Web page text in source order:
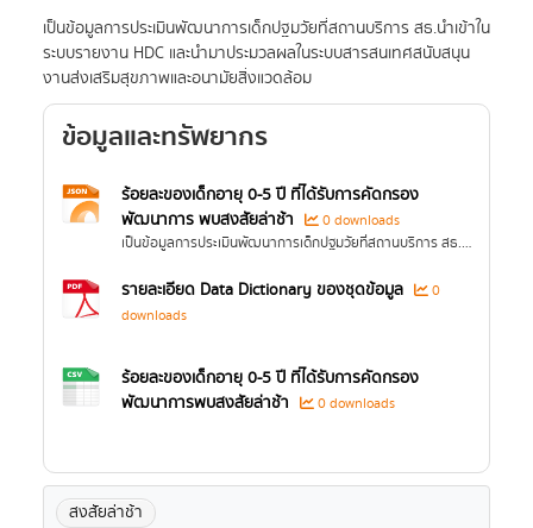
เป็นข้อมูลการประเมินพัฒนาการเด็กปฐมวัยที่สถานบริการ สธ.นำเข้าใน
ระบบรายงาน HDC และนำมาประมวลผลในระบบสารสนเทศสนับสนุน
งานส่งเสริมสุขภาพและอนามัยสิ่งแวดล้อม
ข้อมูลและทรัพยากร
ร้อยละของเด็กอายุ 0-5 ปี ที่ได้รับการคัดกรอง
พัฒนาการ พบสงสัยล่าช้า
0 downloads
เป็นข้อมูลการประเมินพัฒนาการเด็กปฐมวัยที่สถานบริการ สธ.นำเข้าในระบบรายงาน HDC และนำมาประมวลผลในระบบสารสนเทศสนับสนุนงานส่งเสริมสุขภาพและอนามัยสิ่งแวดล้อม...
รายละเอียด Data Dictionary ของชุดข้อมูล
0
downloads
ร้อยละของเด็กอายุ 0-5 ปี ที่ได้รับการคัดกรอง
พัฒนาการพบสงสัยล่าช้า
0 downloads
สงสัยล่าช้า